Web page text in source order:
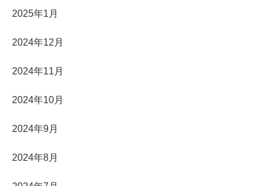
2025年1月
2024年12月
2024年11月
2024年10月
2024年9月
2024年8月